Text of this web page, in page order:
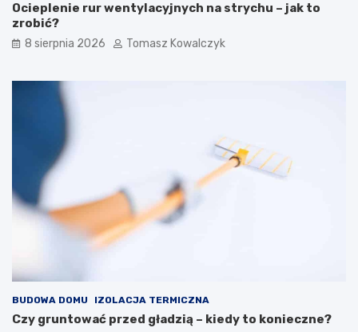
Ocieplenie rur wentylacyjnych na strychu – jak to
zrobić?
8 sierpnia 2026 Tomasz Kowalczyk
BUDOWA DOMU IZOLACJA TERMICZNA
Czy gruntować przed gładzią – kiedy to konieczne?